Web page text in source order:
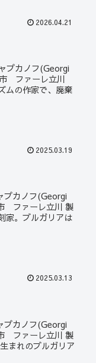
2026.04.21
プカノフ(Georgi
ファーレ立川
ムの作家で、廃棄
2025.03.19
プカノフ(Georgi
ファーレ立川 製
家。ブルガリアは
2025.03.13
プカノフ(Georgi
ファーレ立川 製
まれのブルガリア